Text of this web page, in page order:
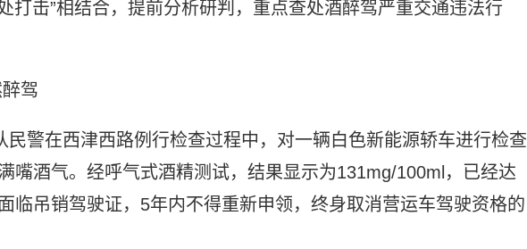
打击”相结合，提前分析研判，重点查处酒醉驾严重交通违法行
驾
民警在西津西路例行检查过程中，对一辆白色新能源轿车进行检查
嘴酒气。经呼气式酒精测试，结果显示为131mg/100ml，已经达
临吊销驾驶证，5年内不得重新申领，终身取消营运车驾驶资格的